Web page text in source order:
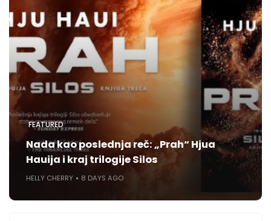
FEATURED
Nada kao poslednja reč: „Prah“ Hjua
Hauija i kraj trilogije Silos
HELLY CHERRY 8 DAYS AGO